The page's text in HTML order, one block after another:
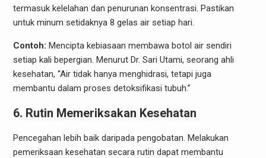
termasuk kelelahan dan penurunan konsentrasi. Pastikan
untuk minum setidaknya 8 gelas air setiap hari.
Contoh: Mencipta kebiasaan membawa botol air sendiri
setiap kali bepergian. Menurut Dr. Sari Utami, seorang ahli
kesehatan, “Air tidak hanya menghidrasi, tetapi juga
membantu dalam proses detoksifikasi tubuh.”
6. Rutin Memeriksakan Kesehatan
Pencegahan lebih baik daripada pengobatan. Melakukan
pemeriksaan kesehatan secara rutin dapat membantu